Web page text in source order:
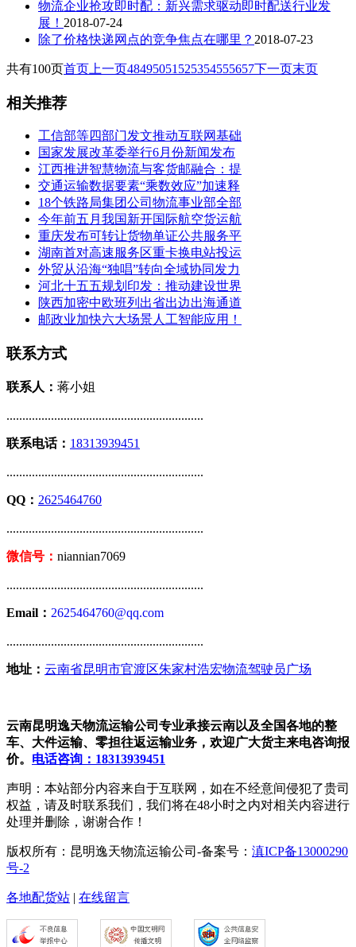
物流企业抢攻即时配：新兴需求驱动即时配送行业发
展！ 2018-07-24
除了价格快递网点的竞争焦点在哪里？ 2018-07-23
共有100页首页 上一页48495051 525354555657下一页末页
相关推荐
工信部等四部门发文推动互联网基础
国家发展改革委举行6月份新闻发布
江西推进智慧物流与客货邮融合：提
交通运输数据要素“乘数效应”加速释
18个铁路局集团公司物流事业部全部
今年前五月我国新开国际航空货运航
重庆发布可转让货物单证公共服务平
湖南首对高速服务区重卡换电站投运
外贸从沿海“独唱”转向全域协同发力
河北十五五规划印发：推动建设世界
陕西加密中欧班列出省出边出海通道
邮政业加快六大场景人工智能应用！
联系方式
联系人： 蒋小姐
..............................................................
联系电话： 18313939451
..............................................................
QQ： 2625464760
..............................................................
微信号： niannian7069
..............................................................
Email： 2625464760@qq.com
..............................................................
地址： 云南省昆明市官渡区朱家村浩宏物流驾驶员广场
云南昆明逸天物流运输公司专业承接云南以及全国各地的整
车、大件运输、零担往返运输业务，欢迎广大货主来电咨询报
价。 电话咨询：18313939451
声明：本站部分内容来自于互联网，如在不经意间侵犯了贵司
权益，请及时联系我们，我们将在48小时之内对相关内容进行
处理并删除，谢谢合作！
版权所有：昆明逸天物流运输公司-备案号： 滇ICP备13000290
号-2
各地配货站 | 在线留言